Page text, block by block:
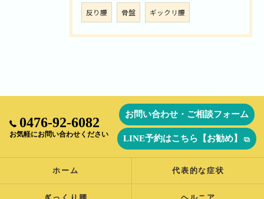
反り腰 骨盤 ギックリ腰
0476-92-6082
お気軽にお問い合わせください
お問い合わせ・ご相談フォーム
LINE予約はこちら【お勧め】
ホーム 代表的な症状